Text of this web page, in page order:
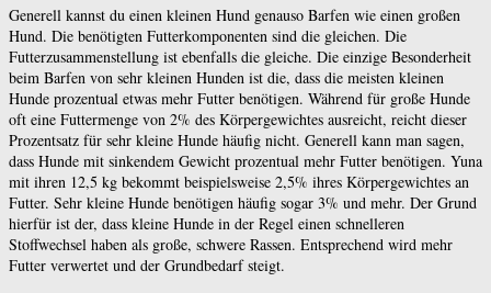
Generell kannst du einen kleinen Hund genauso Barfen wie einen großen
Hund. Die benötigten Futterkomponenten sind die gleichen. Die
Futterzusammenstellung ist ebenfalls die gleiche. Die einzige Besonderheit
beim Barfen von sehr kleinen Hunden ist die, dass die meisten kleinen
Hunde prozentual etwas mehr Futter benötigen. Während für große Hunde
oft eine Futtermenge von 2% des Körpergewichtes ausreicht, reicht dieser
Prozentsatz für sehr kleine Hunde häufig nicht. Generell kann man sagen,
dass Hunde mit sinkendem Gewicht prozentual mehr Futter benötigen. Yuna
mit ihren 12,5 kg bekommt beispielsweise 2,5% ihres Körpergewichtes an
Futter. Sehr kleine Hunde benötigen häufig sogar 3% und mehr. Der Grund
hierfür ist der, dass kleine Hunde in der Regel einen schnelleren
Stoffwechsel haben als große, schwere Rassen. Entsprechend wird mehr
Futter verwertet und der Grundbedarf steigt.